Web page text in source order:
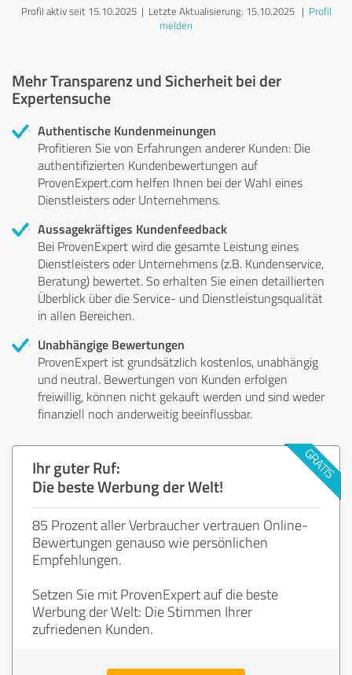
Profil aktiv seit 15.10.2025 | Letzte Aktualisierung: 15.10.2025| Profil
melden
Mehr Transparenz und Sicherheit bei der
Expertensuche
Authentische Kundenmeinungen
Profitieren Sie von Erfahrungen anderer Kunden: Die
authentifizierten Kundenbewertungen auf
ProvenExpert.com helfen Ihnen bei der Wahl eines
Dienstleisters oder Unternehmens.
Aussagekräftiges Kundenfeedback
Bei ProvenExpert wird die gesamte Leistung eines
Dienstleisters oder Unternehmens (z.B. Kundenservice,
Beratung) bewertet. So erhalten Sie einen detaillierten
Überblick über die Service- und Dienstleistungsqualität
in allen Bereichen.
Unabhängige Bewertungen
ProvenExpert ist grundsätzlich kostenlos, unabhängig
und neutral. Bewertungen von Kunden erfolgen
freiwillig, können nicht gekauft werden und sind weder
finanziell noch anderweitig beeinflussbar.
Ihr guter Ruf:
Die beste Werbung der Welt!
85 Prozent aller Verbraucher vertrauen Online-
Bewertungen genauso wie persönlichen
Empfehlungen.
Setzen Sie mit ProvenExpert auf die beste
Werbung der Welt: Die Stimmen Ihrer
zufriedenen Kunden.